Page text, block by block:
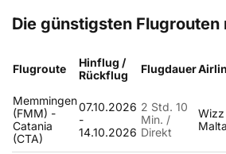
Die günstigsten Flugrouten
Flugroute
Hinflug /
Rückflug
Flugdauer
Memmingen
(FMM) -
Catania
(CTA)
07.10.2026
-
14.10.2026
2 Std. 10
Min. /
Direkt
Malta